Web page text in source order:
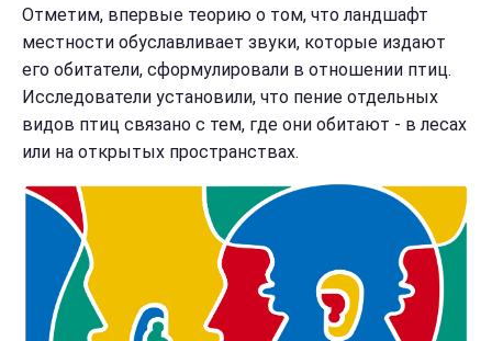
Отметим, впервые теорию о том, что ландшафт
местности обуславливает звуки, которые издают
его обитатели, сформулировали в отношении птиц.
Исследователи установили, что пение отдельных
видов птиц связано с тем, где они обитают - в лесах
или на открытых пространствах.